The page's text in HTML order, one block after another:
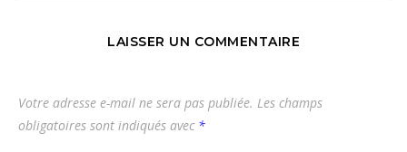
LAISSER UN COMMENTAIRE
Votre adresse e-mail ne sera pas publiée. Les champs
obligatoires sont indiqués avec *